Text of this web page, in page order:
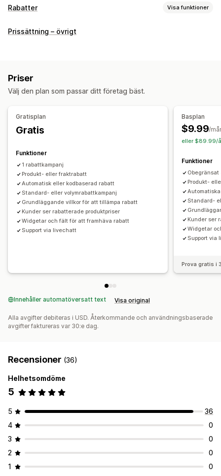
Rabatter Visa funktioner
Rabattyper
Rabatter på hela varukorgen
Belöningar Tidsbegränsade erbjudanden
Dynamisk prissättning
Redigeringsverktyg
Utlösare och regler
Automatiseringar Målinriktning
Prissättning – övrigt
Priser
Välj den plan som passar ditt företag bäst.
Gratisplan
Gratis
Funktioner
1 rabattkampanj
Produkt- eller fraktrabatt
Automatisk eller kodbaserad rabatt
Standard- eller volymrabattkampanj
Grundläggande villkor för att tillämpa rabatt
Kunder ser rabatterade produktpriser
Widgetar och fält för att framhäva rabatt
Support via livechatt
Basplan
$9.99/
eller $89.99/
Funktioner
Produkt-
Standard-
Kunder ser
Widgetar
Support via
Prova gratis i
Innehåller automatöversatt text Visa original
Alla avgifter debiteras i USD. Återkommande och användningsbaserade
avgifter faktureras var 30:e dag.
Recensioner (36)
Helhetsomdöme
5
5
36
4
0
3
0
2
0
1
0